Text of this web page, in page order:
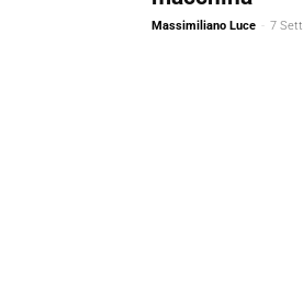
Massimiliano Luce - 7